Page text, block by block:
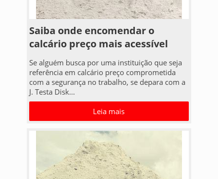
Saiba onde encomendar o
calcário preço mais acessível
Se alguém busca por uma instituição que seja
referência em calcário preço comprometida
com a segurança no trabalho, se depara com a
J. Testa Disk...
Leia mais